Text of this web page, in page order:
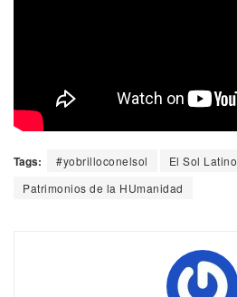
Tags: #yobrilloconelsol
El Sol Latino
Patrimonios de la HUmanidad